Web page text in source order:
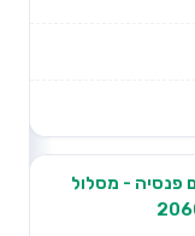
פנסיה - מסלול